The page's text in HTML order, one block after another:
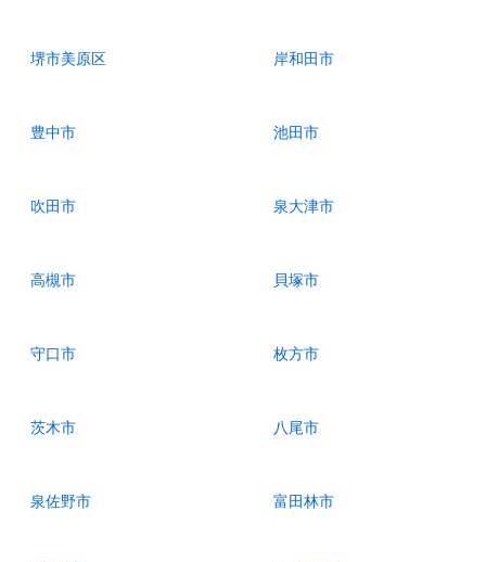
堺市美原区 岸和田市
豊中市 池田市
吹田市 泉大津市
高槻市 貝塚市
守口市 枚方市
茨木市 八尾市
泉佐野市 富田林市